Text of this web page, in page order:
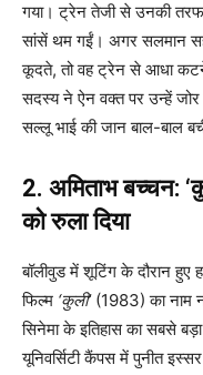
गया। ट्रेन तेजी से उनकी
सांसें थम गईं। अगर सलमान
कूदते, तो वह ट्रेन से आधा
सदस्य ने ऐन वक्त पर उन्हें
सल्लू भाई की जान बाल-बाल
2. अमिताभ बच्चन:
को रुला दिया
बॉलीवुड में शूटिंग के दौरान हुए
फिल्म ‘कुली’(1983) का नाम न
सिनेमा के इतिहास का सबसे
यूनिवर्सिटी कैंपस में पुनीत